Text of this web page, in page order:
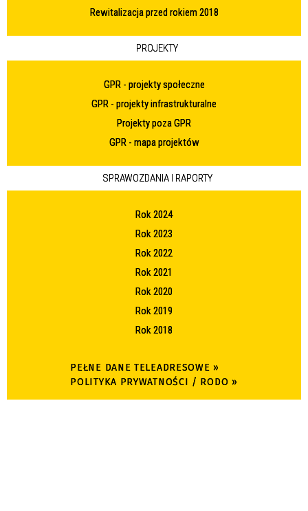
Rewitalizacja przed rokiem 2018
PROJEKTY
GPR - projekty społeczne
GPR - projekty infrastrukturalne
Projekty poza GPR
GPR - mapa projektów
SPRAWOZDANIA I RAPORTY
Rok 2024
Rok 2023
Rok 2022
Rok 2021
Rok 2020
Rok 2019
Rok 2018
PEŁNE DANE TELEADRESOWE »
POLITYKA PRYWATNOŚCI / RODO »